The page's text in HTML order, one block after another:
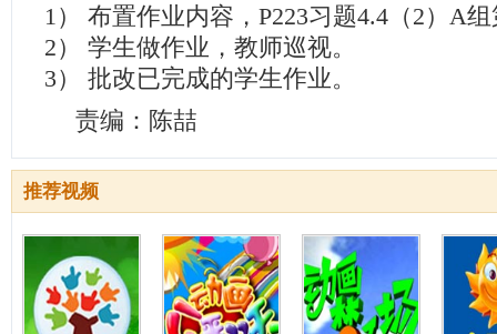
1） 布置作业内容，P223习题4.4（2）A
2） 学生做作业，教师巡视。
3） 批改已完成的学生作业。
责编：陈喆
推荐视频